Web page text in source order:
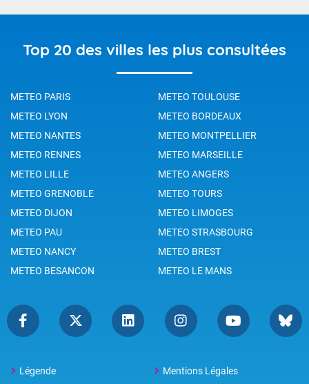
Top 20 des villes les plus consultées
METEO PARIS
METEO TOULOUSE
METEO LYON
METEO BORDEAUX
METEO NANTES
METEO MONTPELLIER
METEO RENNES
METEO MARSEILLE
METEO LILLE
METEO ANGERS
METEO GRENOBLE
METEO TOURS
METEO DIJON
METEO LIMOGES
METEO PAU
METEO STRASBOURG
METEO NANCY
METEO BREST
METEO BESANCON
METEO LE MANS
Légende Mentions Légales